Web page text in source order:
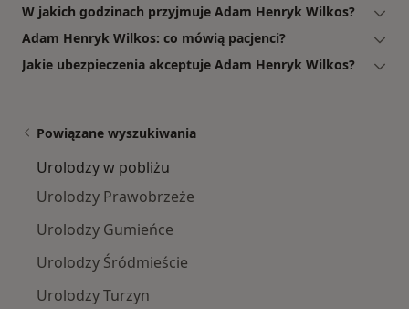
W jakich godzinach przyjmuje Adam Henryk Wilkos?
Adam Henryk Wilkos: co mówią pacjenci?
Jakie ubezpieczenia akceptuje Adam Henryk Wilkos?
Powiązane wyszukiwania
Urolodzy w pobliżu
Urolodzy Prawobrzeże
Urolodzy Gumieńce
Urolodzy Śródmieście
Urolodzy Turzyn